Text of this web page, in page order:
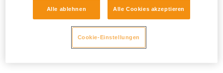
2. Verbinden der Last mit dem
Sicherungsgerät und Deaktivierung des
Alle ablehnen Alle Cookies akzeptieren
Cookie-Einstellungen